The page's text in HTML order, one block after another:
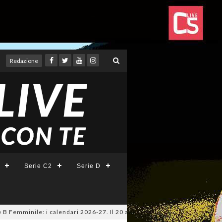
Redazione
Serie C2 Serie D
i calendari 2026-27. Il 20 agosto la presentazione della Serie